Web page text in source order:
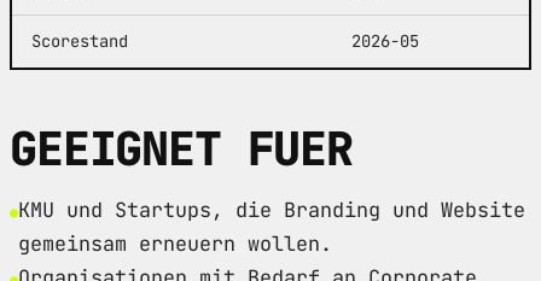
Scorestand 2026-05
GEEIGNET FUER
KMU und Startups, die Branding und Website
gemeinsam erneuern wollen.